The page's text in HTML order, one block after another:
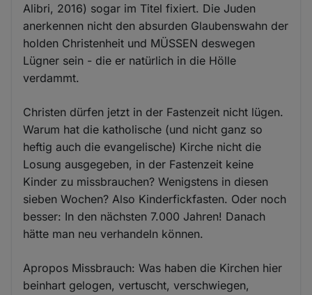
Alibri, 2016) sogar im Titel fixiert. Die Juden
anerkennen nicht den absurden Glaubenswahn der
holden Christenheit und MÜSSEN deswegen
Lügner sein - die er natürlich in die Hölle
verdammt.
Christen dürfen jetzt in der Fastenzeit nicht lügen.
Warum hat die katholische (und nicht ganz so
heftig auch die evangelische) Kirche nicht die
Losung ausgegeben, in der Fastenzeit keine
Kinder zu missbrauchen? Wenigstens in diesen
sieben Wochen? Also Kinderfickfasten. Oder noch
besser: In den nächsten 7.000 Jahren! Danach
hätte man neu verhandeln können.
Apropos Missbrauch: Was haben die Kirchen hier
beinhart gelogen, vertuscht, verschwiegen,